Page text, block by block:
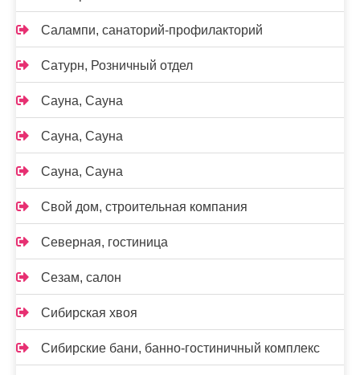
Салампи, санаторий-профилакторий
Сатурн, Розничный отдел
Сауна, Сауна
Сауна, Сауна
Сауна, Сауна
Свой дом, строительная компания
Северная, гостиница
Сезам, салон
Сибирская хвоя
Сибирские бани, банно-гостиничный комплекс